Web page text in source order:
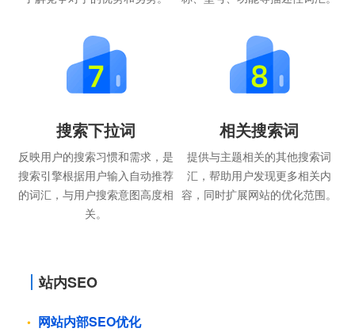
搜索下拉词
反映用户的搜索习惯和需求，是
搜索引擎根据用户输入自动推荐
的词汇，与用户搜索意图高度相
关。
相关搜索词
提供与主题相关的其他搜索词
汇，帮助用户发现更多相关内
容，同时扩展网站的优化范围。
站内SEO
网站内部SEO优化